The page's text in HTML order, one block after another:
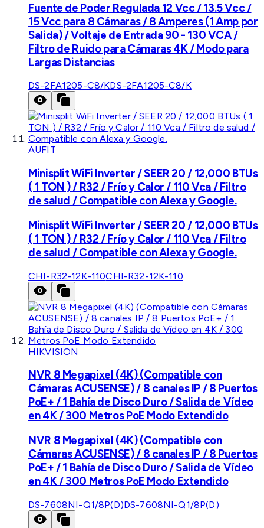
Fuente de Poder Regulada 12 Vcc / 13.5 Vcc /
15 Vcc para 8 Cámaras / 8 Amperes (1 Amp por
Salida) / Voltaje de Entrada 90 - 130 VCA /
Filtro de Ruido para Cámaras 4K / Modo para
Largas Distancias
DS-2FA1205-C8/KDS-2FA1205-C8/K
AUFIT
Minisplit WiFi Inverter / SEER 20 / 12,000 BTUs
( 1 TON ) / R32 / Frío y Calor / 110 Vca / Filtro
de salud / Compatible con Alexa y Google.
Minisplit WiFi Inverter / SEER 20 / 12,000 BTUs
( 1 TON ) / R32 / Frío y Calor / 110 Vca / Filtro
de salud / Compatible con Alexa y Google.
CHI-R32-12K-110CHI-R32-12K-110
HIKVISION
NVR 8 Megapixel (4K) (Compatible con
Cámaras ACUSENSE) / 8 canales IP / 8 Puertos
PoE+ / 1 Bahía de Disco Duro / Salida de Vídeo
en 4K / 300 Metros PoE Modo Extendido
NVR 8 Megapixel (4K) (Compatible con
Cámaras ACUSENSE) / 8 canales IP / 8 Puertos
PoE+ / 1 Bahía de Disco Duro / Salida de Vídeo
en 4K / 300 Metros PoE Modo Extendido
DS-7608NI-Q1/8P(D)DS-7608NI-Q1/8P(D)